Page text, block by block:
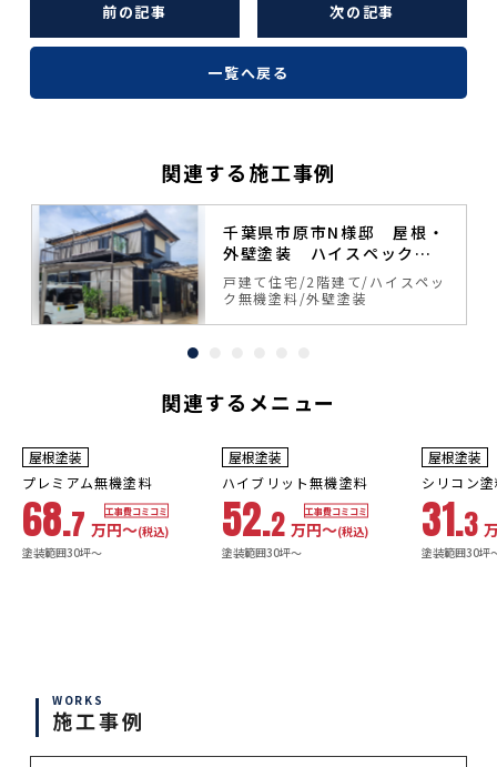
前の記事 次の記事
一覧へ戻る
関連する施工事例
千葉県市原市N様邸 屋根・
外壁塗装 ハイスペック無
機塗料
戸建て住宅 2階建て ハイスペッ
ク無機塗料 外壁塗装
関連するメニュー
耐用年数
18~23年
屋根塗装
プレミアム無機塗料
68.7 万円〜(税込)
工事費コミコミ
塗装範囲30坪～
耐用年数
13~18年
屋根塗装
ハイブリット無機塗料
52.2 万円〜(税込)
工事費コミコミ
塗装範囲30坪～
耐用年数
8年
屋根塗装
シリコン
31.3
塗装範囲30坪
WORKS
施工事例